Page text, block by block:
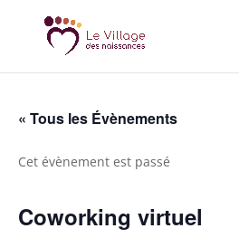
« Tous les Évènements
Cet évènement est passé
Coworking virtuel